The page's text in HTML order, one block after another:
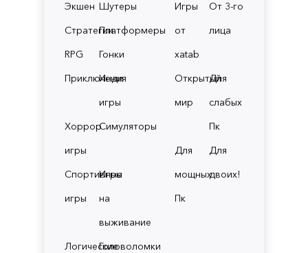
Экшен Шутеры
СтратегииПлатформеры
RPG
Гонки
Приключения
Инди
игры
Хоррор
игры
Симуляторы
Спортивные
игры
Игры
на
выживание
ЛогическиеГоловоломки
Игры
от
xatab
От 3-го
лица
Открытый
мир
Для
слабых
Пк
Для
мощных
Пк
Для
двоих!